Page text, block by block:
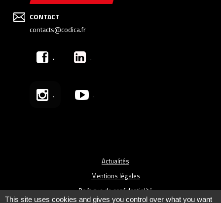
CONTACT
contacts@codica.fr
. .
. .
Actualités
Mentions légales
Politique de confidentialité
This site uses cookies and gives you control over what you want